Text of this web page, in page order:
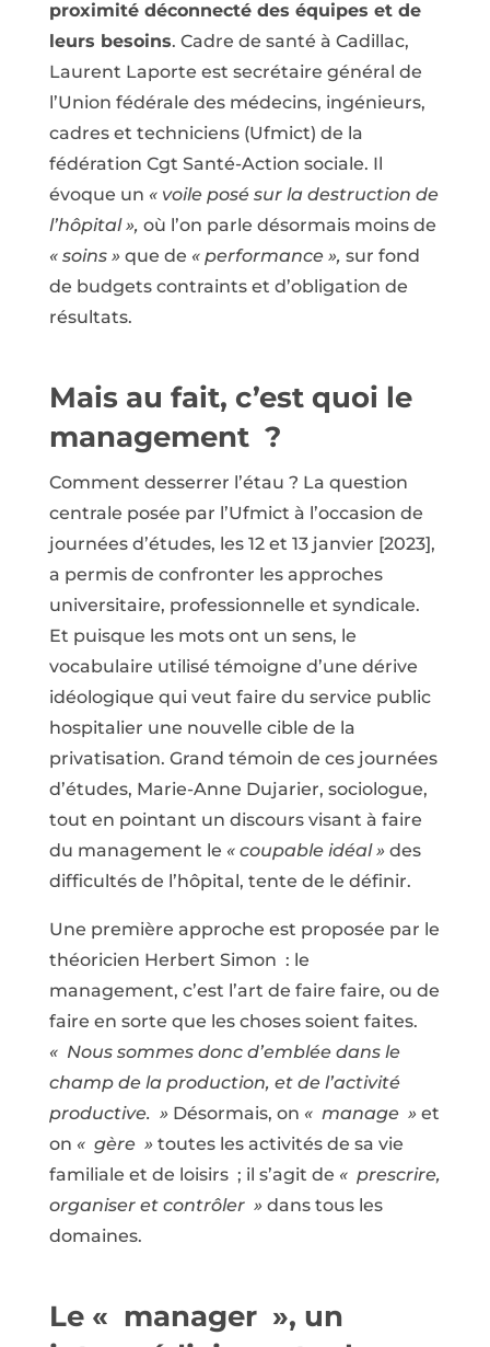
proximité déconnecté des équipes et de
leurs besoins. Cadre de santé à Cadillac,
Laurent Laporte est secrétaire général de
l’Union fédérale des médecins, ingénieurs,
cadres et techniciens (Ufmict) de la
fédération Cgt Santé-Action sociale. Il
évoque un « voile posé sur la destruction de
l’hôpital », où l’on parle désormais moins de
« soins »que de « performance », sur fond
de budgets contraints et d’obligation de
résultats.
Mais au fait, c’est quoi le
management ?
Comment desserrer l’étau ? La question
centrale posée par l’Ufmict à l’occasion de
journées d’études, les 12 et 13 janvier [2023],
a permis de confronter les approches
universitaire, professionnelle et syndicale.
Et puisque les mots ont un sens, le
vocabulaire utilisé témoigne d’une dérive
idéologique qui veut faire du service public
hospitalier une nouvelle cible de la
privatisation. Grand témoin de ces journées
d’études, Marie-Anne Dujarier, sociologue,
tout en pointant un discours visant à faire
du management le « coupable idéal »des
difficultés de l’hôpital, tente de le définir.
Une première approche est proposée par le
théoricien Herbert Simon : le
management, c’est l’art de faire faire, ou de
faire en sorte que les choses soient faites.
« Nous sommes donc d’emblée dans le
champ de la production, et de l’activité
productive. »Désormais, on « manage »et
on « gère »toutes les activités de sa vie
familiale et de loisirs ; il s’agit de « prescrire,
organiser et contrôler »dans tous les
domaines.
Le « manager », un